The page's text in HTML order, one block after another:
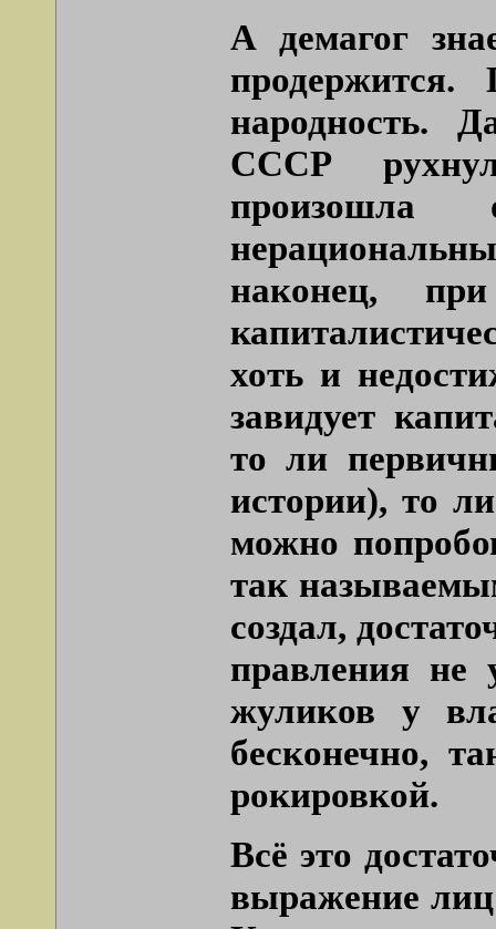
А демагог
народность.
СССР
наконец,
хоть и
завидует
то ли
истории), то
можно
так
создал,
правления не
жуликов у
бесконечно,
рокировкой.
Всё это
выражение